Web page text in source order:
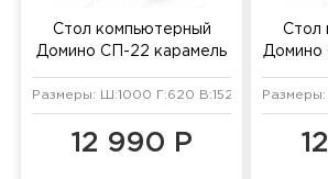
Стол компьютерный
Домино СП-22 карамель
Размеры: Ш:1000 Г:620 В:1520 мм
12 990 Р
Стол
Домино